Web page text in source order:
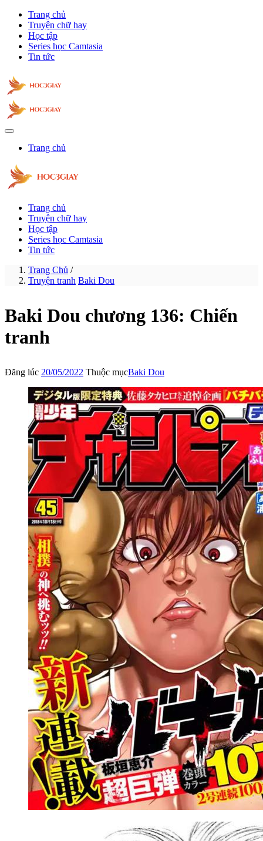
Trang chủ
Truyện chữ hay
Học tập
Series học Camtasia
Tin tức
Trang chủ
Trang chủ
Truyện chữ hay
Học tập
Series học Camtasia
Tin tức
Trang Chủ /
Truyện tranh Baki Dou
Baki Dou chương 136: Chiến
tranh
Đăng lúc 20/05/2022 Thuộc mụcBaki Dou